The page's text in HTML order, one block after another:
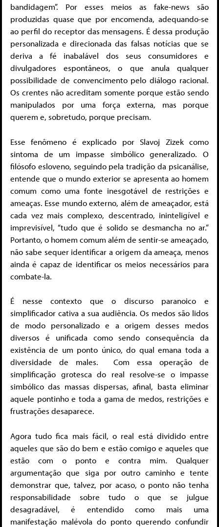
bandidagem”. Por esses meios as fake-news são
produzidas quase que por encomenda, adequando-se
ao perfil do receptor das mensagens. É dessa produção
personalizada e direcionada das falsas notícias que se
deriva a fé inabalável dos seus consumidores e
divulgadores espontâneos, o que anula qualquer
possibilidade de convencimento pelo diálogo racional.
Os crentes não acreditam somente porque estão sendo
manipulados por uma força externa, mas porque
querem e, sobretudo, porque precisam.
Esse fenômeno é explicado por Slavoj Zizek como
sintoma de um impasse simbólico generalizado. O
filósofo esloveno, seguindo pela tradição da psicanálise,
entende que o mundo exterior se apresenta ao homem
comum como uma fonte inesgotável de restrições e
ameaças. Esse mundo externo, além de ameaçador, está
cada vez mais complexo, descentrado, ininteligível e
imprevisível, “tudo que é solido se desmancha no ar.”
Portanto, o homem comum além de sentir-se ameaçado,
não sabe sequer identificar a origem da ameaça, menos
ainda é capaz de identificar os meios necessários para
combate-la.
É nesse contexto que o discurso paranoico e
simplificador cativa a sua audiência. Os medos são lidos
de modo personalizado e a origem desses medos
diversos é unificada como sendo consequência da
existência de um ponto único, do qual emana toda a
diversidade de males. Com essa operação de
simplificação grotesca do real resolve-se o impasse
simbólico das massas dispersas, afinal, basta eliminar
aquele pontinho e toda a gama de medos, restrições e
frustrações desaparece.
Agora tudo fica mais fácil, o real está dividido entre
aqueles que são do bem e estão comigo e aqueles que
estão com o ponto e contra mim. Qualquer
argumentação que siga por outro caminho e tente
demonstrar que, talvez, por acaso, o ponto não tenha
responsabilidade sobre tudo o que se julgue
desagradável, é entendido como mais uma
manifestação malévola do ponto querendo confundir